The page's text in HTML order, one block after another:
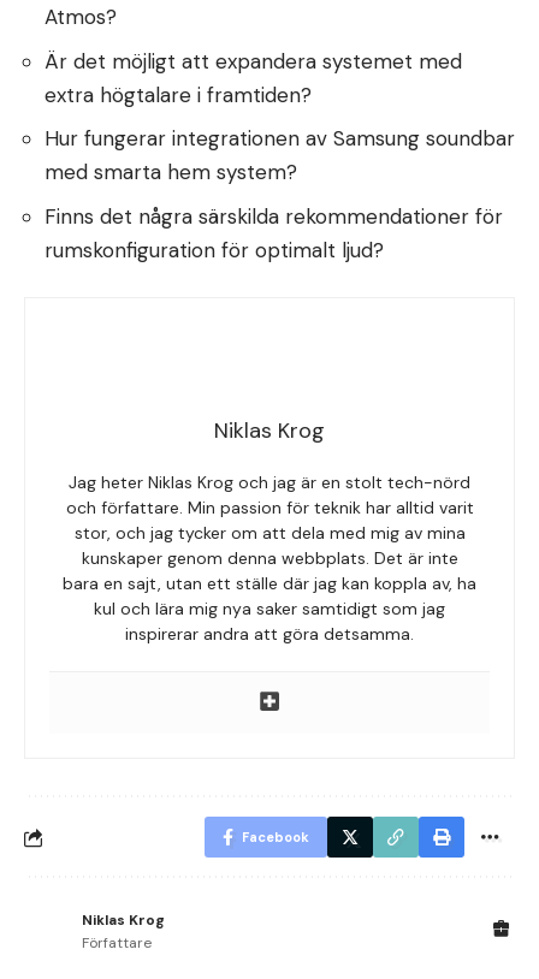
Atmos?
Är det möjligt att expandera systemet med
extra högtalare i framtiden?
Hur fungerar integrationen av Samsung soundbar
med smarta hem system?
Finns det några särskilda rekommendationer för
rumskonfiguration för optimalt ljud?
Niklas Krog
Jag heter Niklas Krog och jag är en stolt tech-nörd
och författare. Min passion för teknik har alltid varit
stor, och jag tycker om att dela med mig av mina
kunskaper genom denna webbplats. Det är inte
bara en sajt, utan ett ställe där jag kan koppla av, ha
kul och lära mig nya saker samtidigt som jag
inspirerar andra att göra detsamma.
Facebook
Niklas Krog
Författare